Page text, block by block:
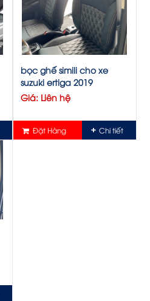
bọc ghế simili cho xe
suzuki ertiga 2019
Giá: Liên hệ
Đặt Hàng Chi tiết